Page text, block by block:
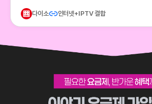
다이소 인터넷+IPTV 결합